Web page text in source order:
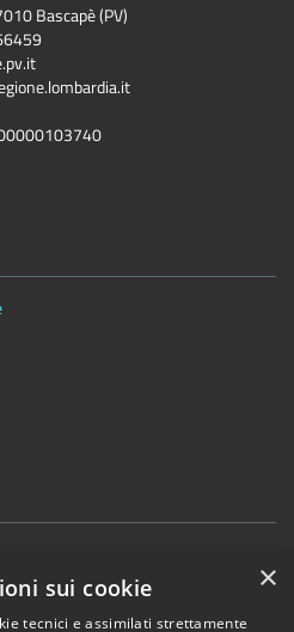
Bascapè (PV)
×
sui cookie
tecnici e assimilati strettamente